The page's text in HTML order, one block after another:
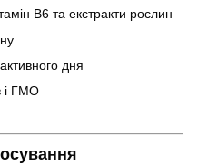
B6 та екстракти рослин
дня
і ГМО